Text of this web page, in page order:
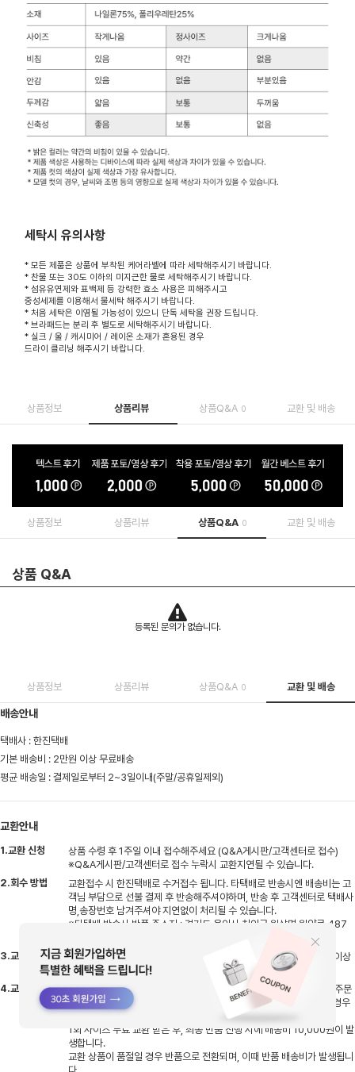
세탁시 유의사항
* 모든 제품은 상품에 부착된 케어라벨에 따라 세탁해주시기 바랍니다.
* 찬물 또는 30도 이하의 미지근한 물로 세탁해주시기 바랍니다.
* 섬유유연제와 표백제 등 강력한 효소 사용은 피해주시고
중성세제를 이용해서 물세탁 해주시기 바랍니다.
* 처음 세탁은 이염될 가능성이 있으니 단독 세탁을 권장 드립니다.
* 브라패드는 분리 후 별도로 세탁해주시기 바랍니다.
* 실크 / 울 / 캐시미어 / 레이온 소재가 혼용된 경우
드라이 클리닝 해주시기 바랍니다.
상품정보 상품리뷰 상품Q&A 0 교환 및 배송
상품정보 상품리뷰 상품Q&A 0 교환 및 배송
상품 Q&A
등록된 문의가 없습니다.
상품정보 상품리뷰 상품Q&A 0 교환 및 배송
배송안내
택배사 : 한진택배
기본 배송비 : 2만원 이상 무료배송
평균 배송일 : 결제일로부터 2~3일이내(주말/공휴일제외)
교환안내
1.교환 신청
상품 수령 후 1주일 이내 접수해주세요 (Q&A게시판/고객센터로 접수)
※Q&A게시판/고객센터로 접수 누락시 교환지연될 수 있습니다.
2.회수 방법
교환접수 시 한진택배로 수거접수 됩니다. 타택배로 반송시엔 배송비는 고
객님 부담으로 선불 결제 후 반송해주셔야하며, 반송 후 고객센터로 택배사
명,송장번호 남겨주셔야 지연없이 처리될 수 있습니다.
※타택배 반송시 반품 주소지 : 경기도 용인시 처인구 원삼면 원양로 487
3.교환 기간
반송하신 상품 입고 후 검수기간 평일기준 2~3일 소요, 검수 후 상품 이상
없을시 교환상품 출고 진행됩니다
4.교환 배송비
비회원(네이버페이)으로 주문시 배송비 5,000원 발생하며 회원으로 주문
시엔 주문건당 1회 무료교환 가능합니다 (동일상품 사이즈 재고 있을 경우
교환 가능/디자인 교환 불가)
1회 사이즈 무료 교환 받은 후, 최종 반품 진행 시에 배송비 10,000원이 발
생합니다.
교환 상품이 품절일 경우 반품으로 전환되며, 이때 반품 배송비가 발생됩니